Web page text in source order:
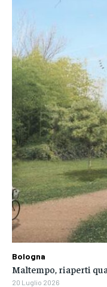
Bologna
Maltempo, riaperti
20 Luglio 2026